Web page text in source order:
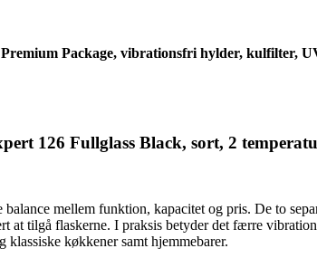
Package, vibrationsfri hylder, kulfilter,
126 Fullglass Black, sort, 2
mellem funktion, kapacitet og pris. De to
at tilgå flaskerne. I praksis betyder det færre
køkkener samt hjemmebarer.